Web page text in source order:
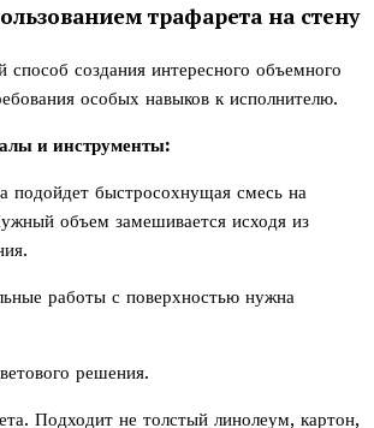
трафарета на стену
создания интересного объемного
особых навыков к исполнителю.
и инструменты:
подойдет быстросохнущая смесь на
объем замешивается исходя из
работы с поверхностью нужна
решения.
Подходит не толстый линолеум, картон,